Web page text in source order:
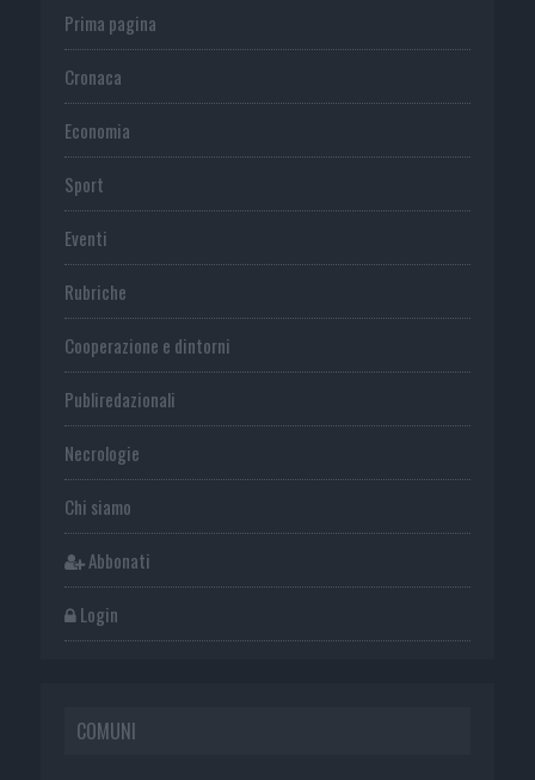
Prima pagina
Cronaca
Economia
Sport
Eventi
Rubriche
Cooperazione e dintorni
Publiredazionali
Necrologie
Chi siamo
Abbonati
Login
COMUNI